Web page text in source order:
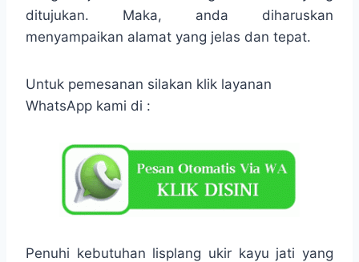
ditujukan. Maka, anda diharuskan
menyampaikan alamat yang jelas dan tepat.
Untuk pemesanan silakan klik layanan
WhatsApp kami di :
Penuhi kebutuhan lisplang ukir kayu jati yang